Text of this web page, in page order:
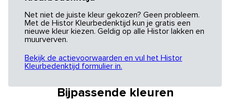
Net niet de juiste kleur gekozen? Geen probleem.
Met de Histor Kleurbedenktijd kun je gratis een
nieuwe kleur kiezen. Geldig op alle Histor lakken en
muurverven.
Bekijk de actievoorwaarden en vul het Histor
Kleurbedenktijd formulier in.
Bijpassende kleuren